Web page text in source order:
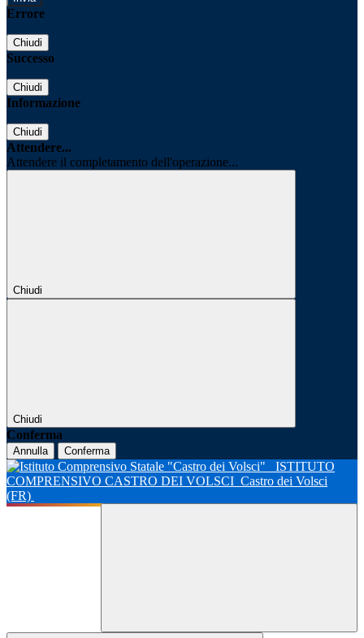
Errore
Chiudi
Successo
Chiudi
Informazione
Chiudi
Attendere...
Attendere il completamento dell'operazione...
Chiudi
Chiudi
Conferma
Annulla Conferma
ISTITUTO
COMPRENSIVO CASTRO DEI VOLSCI Castro dei Volsci
(FR)